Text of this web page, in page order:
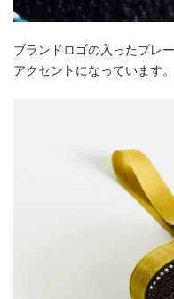
ブランドロゴの入ったプレ
アクセントになっています。